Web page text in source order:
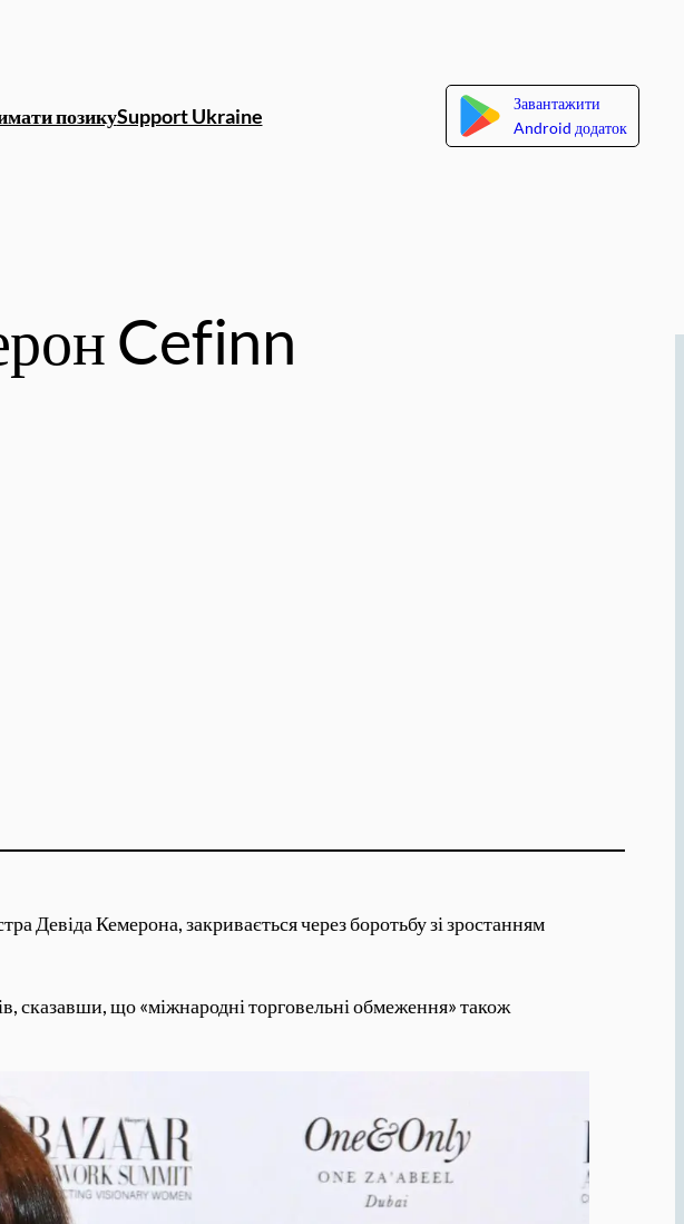
позикуSupport Ukraine
Завантажити
Android додаток
Cefinn
Кемерона, закривається через боротьбу зі зростанням
сказавши, що «міжнародні торговельні обмеження» також